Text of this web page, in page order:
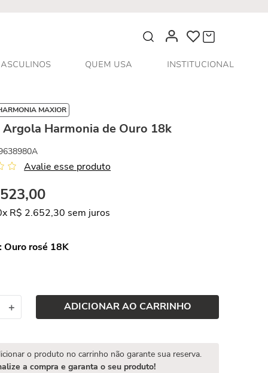
O que você procura?
QUEM USA
INSTITUCIONAL
MAXIOR
Argola Harmonia de Ouro 18k
Avalie esse produto
523,00
x R$ 2.652,30 sem juros
Ouro rosé 18K
＋ ADICIONAR AO CARRINHO
o produto no carrinho não garante sua reserva.
a compra e garanta o seu produto!